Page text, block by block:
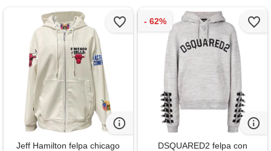
Jeff Hamilton felpa chicago
DSQUARED2 felpa con